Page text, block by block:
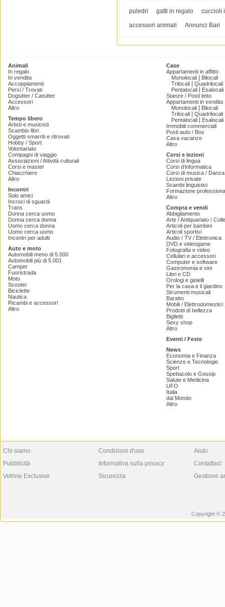
puledri
gatti in regalo
cuccioli
accessori animali
Annunci Bari
Animali
In regalo
In vendita
Accoppiamenti
Persi / Trovati
Dogsitter / Catsitter
Accessori
Altro
Tempo libero
Artisti e musicisti
Scambio libri
Oggetti smarriti e ritrovati
Hobby / Sport
Volontariato
Compagni di viaggio
Associazioni / Attività culturali
Corsi e master
Chiacchiere
Altro
Incontri
Solo amici
Incroci di sguardi
Trans
Donna cerca uomo
Donna cerca donna
Uomo cerca donna
Uomo cerca uomo
Incontri per adulti
Auto e moto
Automobili meno di 5.000
Automobili più di 5.001
Camper
Fuoristrada
Moto
Scooter
Biciclette
Nautica
Ricambi e accessori
Altro
Case
Appartamenti in affitto
Monolocali
Bilocali
Trilocali
Quadrilocali
Pentalocali
Esalocali
Stanze / Posti letto
Appartamenti in vendita
Monolocali
Bilocali
Trilocali
Quadrilocali
Pentalocali
Esalocali
Immobili commerciali
Posti auto / Box
Casa vacanze
Altro
Corsi e lezioni
Corsi di lingua
Corsi d'informatica
Corsi di musica /
Lezioni private
Scambi linguistici
Formazione
Altro
Compra e vendi
Abbigliamento
Arte / Antiquariato /
Articoli per bambini
Articoli sportivi
Audio / TV / Elettronica
DVD e videogame
Fotografia e video
Cellulari e accessori
Computer e software
Gastronomia e vini
Libri e CD
Orologi e gioielli
Per la casa e il giardino
Strumenti musicali
Baratto
Mobili / Elettrodomestici
Prodotti di bellezza
Biglietti
Sexy shop
Altro
Eventi / Feste
News
Economia e Finanza
Scienze e Tecnologie
Sport
Spettacolo e Gossip
Salute e Medicina
UFO
Italia
dal Mondo
Altro
Chi siamo
Pubblicità
Vetrine Exclusive
Condizioni d'uso
Informativa sulla privacy
Sicurezza
Aiuto
Contattaci
Gestione
Copyright ©